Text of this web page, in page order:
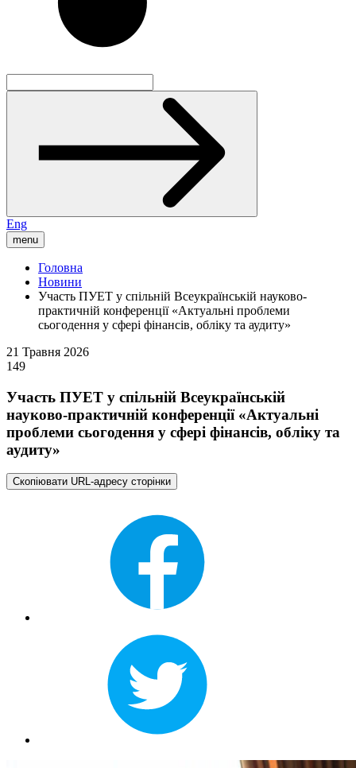
Eng
menu
Головна
Новини
Участь ПУЕТ у спільній Всеукраїнській науково-
практичній конференції «Актуальні проблеми
сьогодення у сфері фінансів, обліку та аудиту»
21 Травня 2026
149
Участь ПУЕТ у спільній Всеукраїнській
науково-практичній конференції «Актуальні
проблеми сьогодення у сфері фінансів, обліку та
аудиту»
Скопіювати URL-адресу сторінки